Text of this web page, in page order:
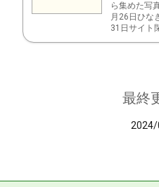
ら集めた写
月26日ひな
31日サイト
最終